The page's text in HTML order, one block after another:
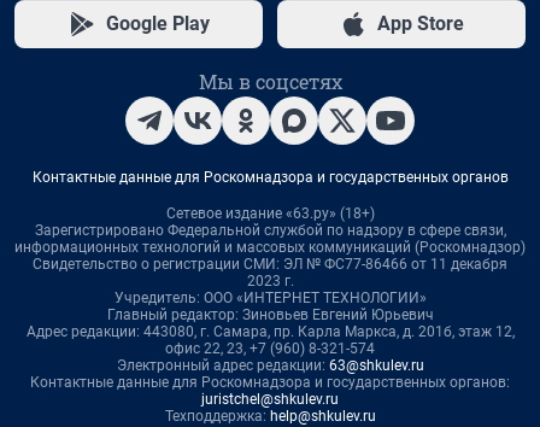
Google Play App Store
Мы в соцсетях
Контактные данные для Роскомнадзора и государственных органов
Сетевое издание «63.ру» (18+)
Зарегистрировано Федеральной службой по надзору в сфере связи,
информационных технологий и массовых коммуникаций (Роскомнадзор)
Свидетельство о регистрации СМИ: ЭЛ № ФС77-86466 от 11 декабря
2023 г.
Учредитель: ООО «ИНТЕРНЕТ ТЕХНОЛОГИИ»
Главный редактор: Зиновьев Евгений Юрьевич
Адрес редакции: 443080, г. Самара, пр. Карла Маркса, д. 201б, этаж 12,
офис 22, 23, +7 (960) 8-321-574
Электронный адрес редакции: 63@shkulev.ru
Контактные данные для Роскомнадзора и государственных органов:
juristchel@shkulev.ru
Техподдержка: help@shkulev.ru